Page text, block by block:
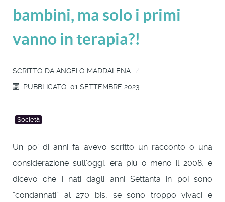
bambini, ma solo i primi
vanno in terapia?!
SCRITTO DA ANGELO MADDALENA
PUBBLICATO: 01 SETTEMBRE 2023
Società
Un po' di anni fa avevo scritto un racconto o una
considerazione sull’oggi, era più o meno il 2008, e
dicevo che i nati dagli anni Settanta in poi sono
“condannati” al 270 bis, se sono troppo vivaci e